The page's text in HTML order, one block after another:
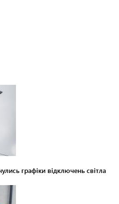
графіки відключень світла